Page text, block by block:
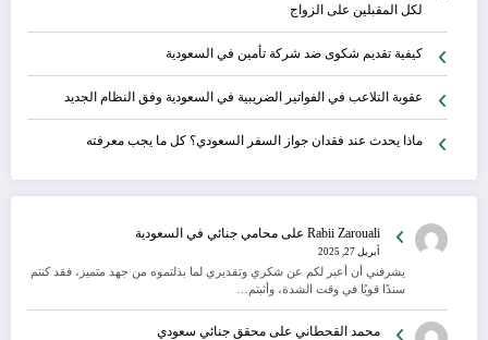
لكل المقبلين على الزواج
كيفية تقديم شكوى ضد شركة تأمين في السعودية
عقوبة التلاعب في الفواتير الضريبية في السعودية وفق النظام الجديد
ماذا يحدث عند فقدان جواز السفر السعودي؟ كل ما يجب معرفته
Rabii Zarouali على محامي جنائي في السعودية
أبريل 27, 2025
يشرفني أن أعبر لكم عن شكري وتقديري لما بذلتموه من جهد متميز، فقد كنتم
سندًا قويًا في وقت الشدة، وأثبتم…
محمد القحطاني على محقق جنائي سعودي